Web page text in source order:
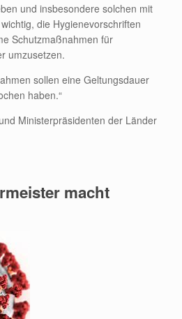
und insbesondere solchen mit
die Hygienevorschriften
Schutzmaßnahmen für
umzusetzen.
sollen eine Geltungsdauer
haben.“
Ministerpräsidenten der Länder
macht